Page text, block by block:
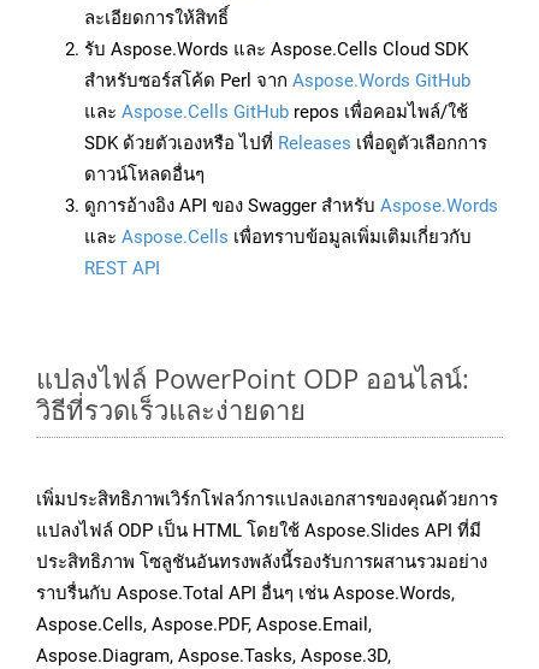
ละเอียดการให้สิทธิ์
รับ Aspose.Words และ Aspose.Cells Cloud SDK
สำหรับซอร์สโค้ด Perl จาก Aspose.Words GitHub
และ Aspose.Cells GitHub repos เพื่อคอมไพล์/ใช้
SDK ด้วยตัวเองหรือ ไปที่ Releases เพื่อดูตัวเลือกการ
ดาวน์โหลดอื่นๆ
ดูการอ้างอิง API ของ Swagger สำหรับ Aspose.Words
และ Aspose.Cells เพื่อทราบข้อมูลเพิ่มเติมเกี่ยวกับ
REST API
แปลงไฟล์ PowerPoint ODP ออนไลน์:
วิธีที่รวดเร็วและง่ายดาย
เพิ่มประสิทธิภาพเวิร์กโฟลว์การแปลงเอกสารของคุณด้วยการ
แปลงไฟล์ ODP เป็น HTML โดยใช้ Aspose.Slides API ที่มี
ประสิทธิภาพ โซลูชันอันทรงพลังนี้รองรับการผสานรวมอย่าง
ราบรื่นกับ Aspose.Total API อื่นๆ เช่น Aspose.Words,
Aspose.Cells, Aspose.PDF, Aspose.Email,
Aspose.Diagram, Aspose.Tasks, Aspose.3D,